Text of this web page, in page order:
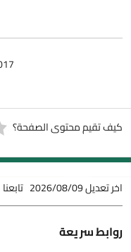
كيف تقيم محتوى الصفحة؟
اخر تعديل2026/08/09 تابعنا
روابط سريعة